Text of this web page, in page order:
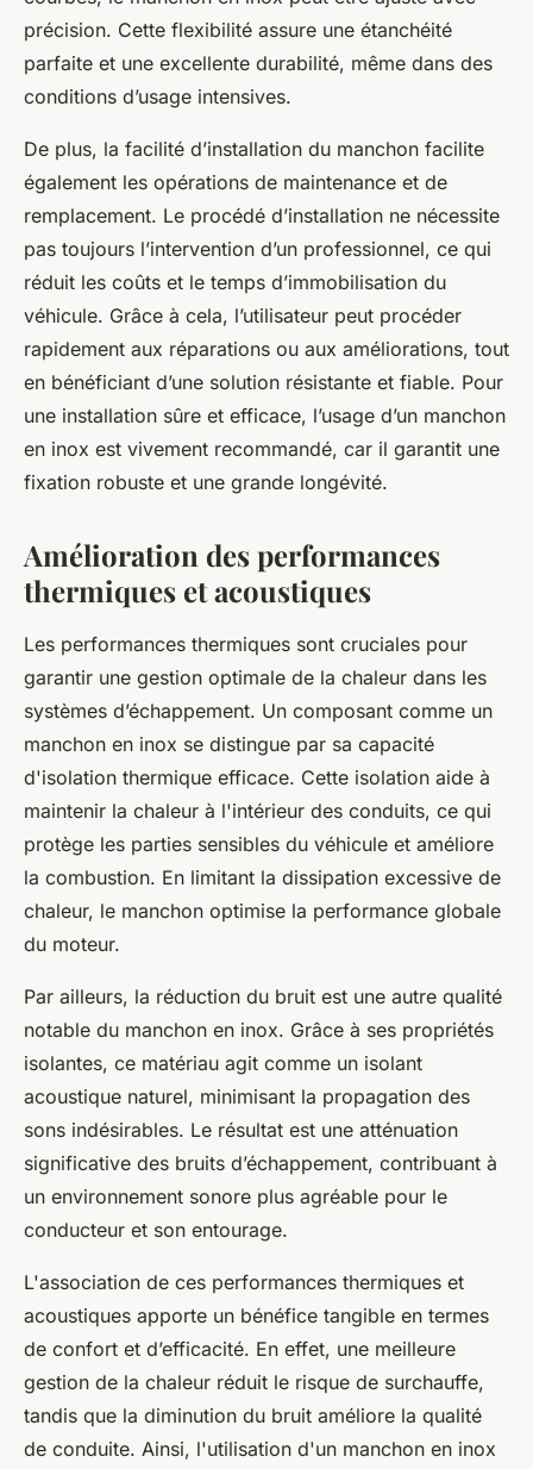
précision. Cette flexibilité assure une étanchéité
parfaite et une excellente durabilité, même dans des
conditions d’usage intensives.
De plus, la facilité d’installation du manchon facilite
également les opérations de maintenance et de
remplacement. Le procédé d’installation ne nécessite
pas toujours l’intervention d’un professionnel, ce qui
réduit les coûts et le temps d’immobilisation du
véhicule. Grâce à cela, l’utilisateur peut procéder
rapidement aux réparations ou aux améliorations, tout
en bénéficiant d’une solution résistante et fiable. Pour
une installation sûre et efficace, l’usage d’un manchon
en inox est vivement recommandé, car il garantit une
fixation robuste et une grande longévité.
Amélioration des performances
thermiques et acoustiques
Les performances thermiques sont cruciales pour
garantir une gestion optimale de la chaleur dans les
systèmes d’échappement. Un composant comme un
manchon en inox se distingue par sa capacité
d'isolation thermique efficace. Cette isolation aide à
maintenir la chaleur à l'intérieur des conduits, ce qui
protège les parties sensibles du véhicule et améliore
la combustion. En limitant la dissipation excessive de
chaleur, le manchon optimise la performance globale
du moteur.
Par ailleurs, la réduction du bruit est une autre qualité
notable du manchon en inox. Grâce à ses propriétés
isolantes, ce matériau agit comme un isolant
acoustique naturel, minimisant la propagation des
sons indésirables. Le résultat est une atténuation
significative des bruits d’échappement, contribuant à
un environnement sonore plus agréable pour le
conducteur et son entourage.
L'association de ces performances thermiques et
acoustiques apporte un bénéfice tangible en termes
de confort et d’efficacité. En effet, une meilleure
gestion de la chaleur réduit le risque de surchauffe,
tandis que la diminution du bruit améliore la qualité
de conduite. Ainsi, l'utilisation d'un manchon en inox